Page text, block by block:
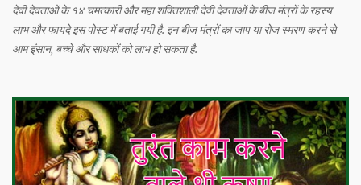
देवी देवताओं के १४ चमत्कारी और महा शक्तिशाली देवी देवताओं के बीज मंत्रों के रहस्य
लाभ और फायदे इस पोस्ट में बताई गयी है. इन बीज मंत्रों का जाप या रोज स्मरण करने से
आम इंसान, बच्चे और साधकों को लाभ हो सकता है.